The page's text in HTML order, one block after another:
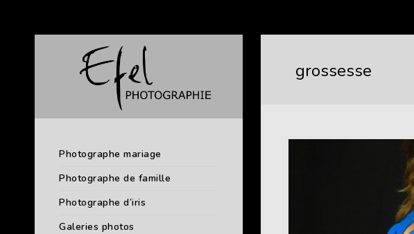
Photographe mariage
Photographe de famille
Photographe d’iris
Galeries photos
grossesse